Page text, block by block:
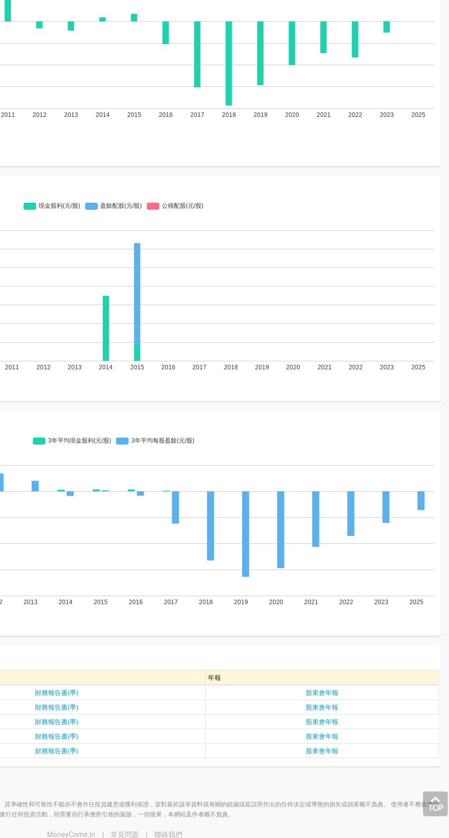
年報
財務報告書(季)
股東會年報
財務報告書(季)
股東會年報
財務報告書(季)
股東會年報
財務報告書(季)
股東會年報
財務報告書(季)
股東會年報
準確性和可靠性不能亦不會作任投資建意或獲利保證，並對基於該等資料或有關的錯漏或延誤而作出的任何決定或導致的損失或損害概不負責。 使用者不應依賴此
任何投資活動，則需要自行承擔所引致的風險，一切後果，本網站及作者概不負責。
MoneyCome.in | 常見問題 | 聯絡我們